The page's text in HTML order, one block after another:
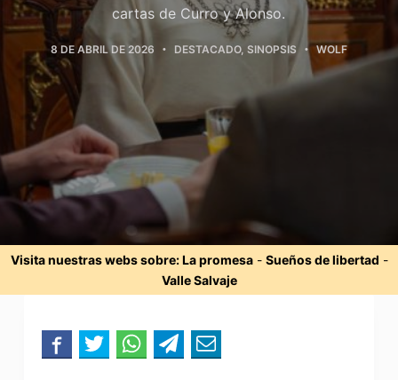
cartas de Curro y Alonso.
8 DE ABRIL DE 2026 DESTACADO, SINOPSIS WOLF
Visita nuestras webs sobre:La promesa- Sueños de libertad -
Valle Salvaje